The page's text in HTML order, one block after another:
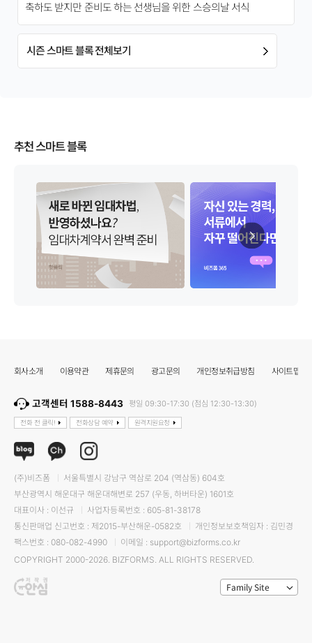
축하도 받지만 준비도 하는 선생님을 위한 스승의날 서식
시즌 스마트 블록 전체보기
추천 스마트 블록
회사소개 이용약관 제휴문의 광고문의 개인정보취급방침 사이트맵
고객센터 1588-8443 평일 09:30-17:30 (점심 12:30-13:30)
전화 전 클릭! 전화상담 예약 원격지원요청
(주)비즈폼
서울특별시 강남구 역삼로 204 (역삼동) 604호
부산광역시 해운대구 해운대해변로 257 (우동, 하버타운) 1601호
대표이사 : 이선규
사업자등록번호 : 605-81-38178
통신판매업 신고번호 : 제2015-부산해운-0582호
개인정보보호책임자 : 김민경
팩스번호 : 080-082-4990
이메일 : support@bizforms.co.kr
COPYRIGHT 2000-2026. BIZFORMS. ALL RIGHTS RESERVED.
Family Site